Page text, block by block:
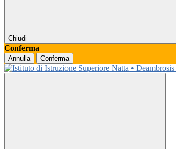
Chiudi
Conferma
Annulla Conferma